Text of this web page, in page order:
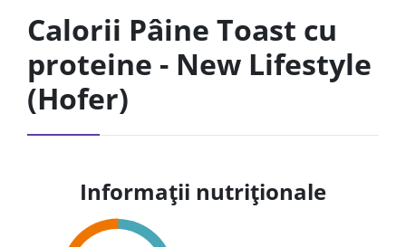
Calorii Pâine Toast cu
proteine - New Lifestyle
(Hofer)
Informații nutriționale